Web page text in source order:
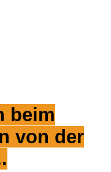
beim
von der